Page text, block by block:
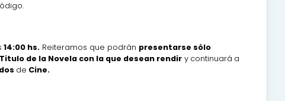
14:00 hs. Reiteramos que podrán presentarse sólo
de la Novela con la que desean rendir y continuará a
de Cine.